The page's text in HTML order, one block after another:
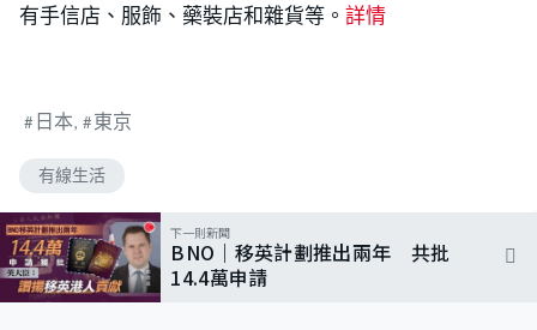
有手信店、服飾、藥裝店和雜貨等。 詳情
日本 東京
有線生活
下一則新聞
BNO｜移英計劃推出兩年 共批
14.4萬申請